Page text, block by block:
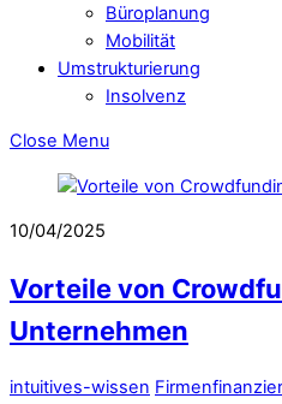
Büroplanung
Mobilität
Umstrukturierung
Insolvenz
Close Menu
10/04/2025
Vorteile von
Unternehmen
intuitives-wissen